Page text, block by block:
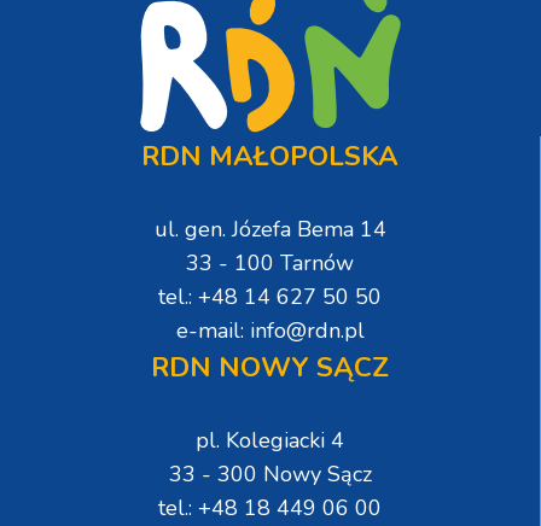
RDN MAŁOPOLSKA
ul. gen. Józefa Bema 14
33 - 100 Tarnów
tel.: +48 14 627 50 50
e-mail: info@rdn.pl
RDN NOWY SĄCZ
pl. Kolegiacki 4
33 - 300 Nowy Sącz
tel.: +48 18 449 06 00